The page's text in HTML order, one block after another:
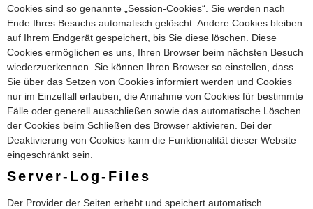
Cookies sind so genannte „Session-Cookies“. Sie werden nach
Ende Ihres Besuchs automatisch gelöscht. Andere Cookies bleiben
auf Ihrem Endgerät gespeichert, bis Sie diese löschen. Diese
Cookies ermöglichen es uns, Ihren Browser beim nächsten Besuch
wiederzuerkennen. Sie können Ihren Browser so einstellen, dass
Sie über das Setzen von Cookies informiert werden und Cookies
nur im Einzelfall erlauben, die Annahme von Cookies für bestimmte
Fälle oder generell ausschließen sowie das automatische Löschen
der Cookies beim Schließen des Browser aktivieren. Bei der
Deaktivierung von Cookies kann die Funktionalität dieser Website
eingeschränkt sein.
Server-Log-Files
Der Provider der Seiten erhebt und speichert automatisch